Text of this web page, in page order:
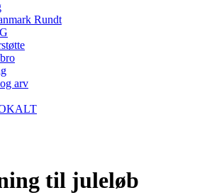
Rundt
arv
til juleløb